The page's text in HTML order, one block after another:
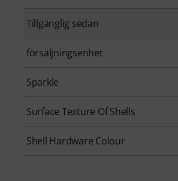
Tillgänglig sedan
försäljningsenhet
Sparkle
Surface Texture Of Shells
Shell Hardware Colour